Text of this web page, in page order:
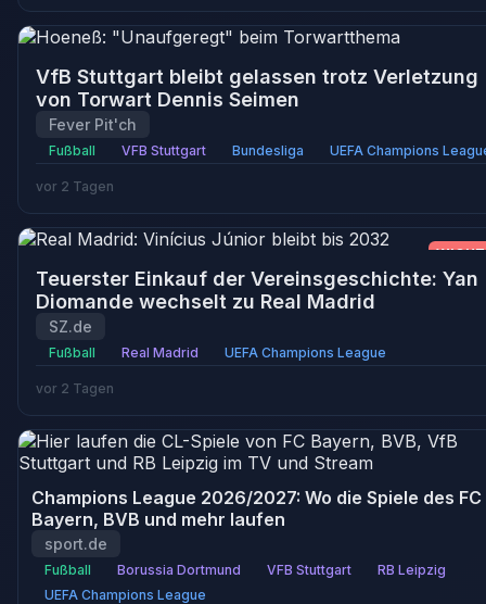
VfB Stuttgart bleibt gelassen trotz Verletzung
von Torwart Dennis Seimen
Fever Pit'ch
Fußball VFB Stuttgart Bundesliga UEFA Champions
vor 2 Tagen
Teuerster Einkauf der Vereinsgeschichte: Yan
Diomande wechselt zu Real Madrid
SZ.de
Fußball Real Madrid UEFA Champions League
vor 2 Tagen
Champions League 2026/2027: Wo die Spiele des FC
Bayern, BVB und mehr laufen
sport.de
Fußball Borussia Dortmund VFB Stuttgart
RB Leipzig
UEFA Champions League